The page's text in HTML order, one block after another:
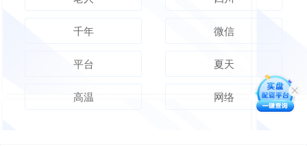
千年 微信
平台 夏天
高温 网络